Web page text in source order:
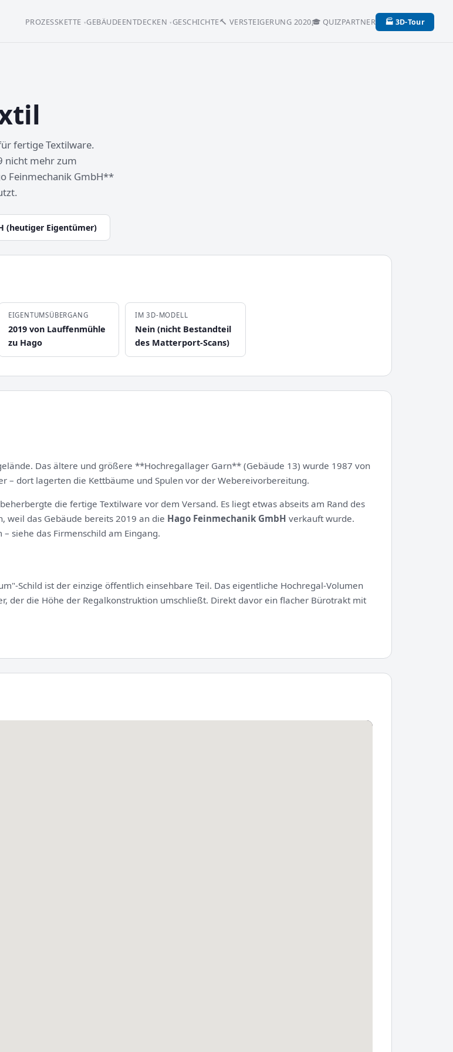
PROZESSKETTE GEBÄUDEENTDECKEN GESCHICHTE🔨 VERSTEIGERUNG 2020🎓 QUIZPARTNER 🏭 3D-Tour
fertige Textilware.
nicht mehr zum
Feinmechanik GmbH**
(heutiger Eigentümer)
EIGENTUMSÜBERGANG
2019 von Lauffenmühle
zu Hago
IM 3D-MODELL
Nein (nicht Bestandteil
des Matterport-Scans)
Das ältere und größere **Hochregallager Garn** (Gebäude 13) wurde 1987 von
– dort lagerten die Kettbäume und Spulen vor der Webereivorbereitung.
die fertige Textilware vor dem Versand. Es liegt etwas abseits am Rand des
weil das Gebäude bereits 2019 an die Hago Feinmechanik GmbH verkauft wurde.
siehe das Firmenschild am Eingang.
Schild ist der einzige öffentlich einsehbare Teil. Das eigentliche Hochregal-Volumen
der die Höhe der Regalkonstruktion umschließt. Direkt davor ein flacher Bürotrakt mit